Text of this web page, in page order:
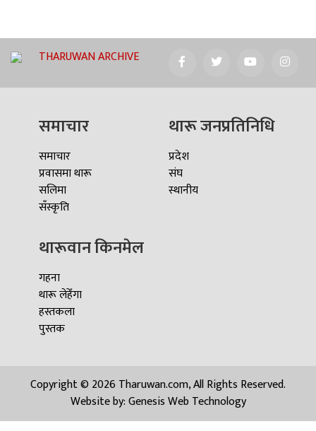
THARUWAN ARCHIVE
समाचार
समाचार
प्रवासमा थारू
सलिमा
सँस्कृति
थारू जनप्रतिनिधि
प्रदेश
संघ
स्थानीय
थारूवान किनमेल
गहना
थारू लेहेँगा
हस्तकला
पुस्तक
Copyright © 2026 Tharuwan.com, All Rights Reserved.
Website by:Genesis Web Technology